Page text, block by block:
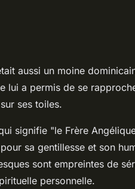
aussi un moine
lui a permis de se
ses toiles.
signifie "le Frère
sa gentillesse et son
sont empreintes de
personnelle.